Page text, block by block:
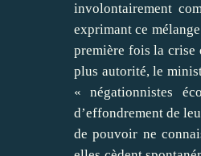
involontairement
exprimant ce
première fois la crise
plus autorité, le
« négationnistes
d’effondrement de
de pouvoir ne